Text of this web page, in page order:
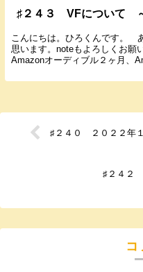
♯２４３ VFについて
こんにちは。ひろくんです。
思います。noteもよろしくお
Amazonオーディブル２ヶ月、
♯２４０ ２０２２年
♯２４２
コ